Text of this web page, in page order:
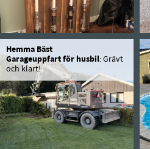
Hemma Bäst
Garageuppfart för husbil: Grävt
och klart!